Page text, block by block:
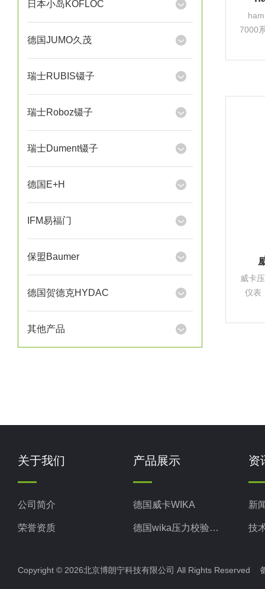
日本小岛KOFLOC
德国JUMO久茂
瑞士RUBIS镊子
瑞士Roboz镊子
瑞士Dument镊子
德国E+H
IFM易福门
保盟Baumer
德国贺德克HYDAC
其他产品
7000
柱塞
威卡
仪表
关于我们
公司简介
荣誉资质
产品展示
德国威卡WIKA
德国wika压力校验系统
美国固瑞克GRACO
资
新
技
Copyright © 2026北京博朗宁科技有限公司 All Rights Reserved